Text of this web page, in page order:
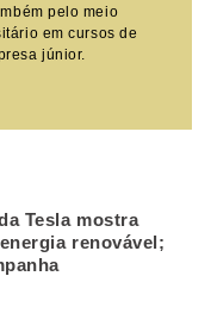
pelo meio
em cursos de
júnior.
Tesla mostra
renovável;